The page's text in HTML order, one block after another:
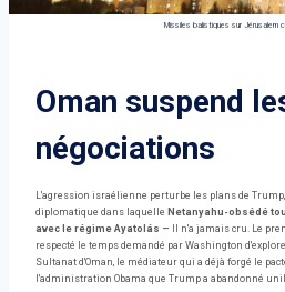
Missiles balistiques sur Jérusalem
Oman suspend
négociations
L'agression israélienne perturbe les plans de
diplomatique dans laquelle Netanyahu-obsédé
avec le régime Ayatolás – Il n'a jamais cru. Le
respecté le temps demandé par Washington
Sultanat d'Oman, le médiateur qui a déjà forgé le
l'administration Obama que Trump a abandonné